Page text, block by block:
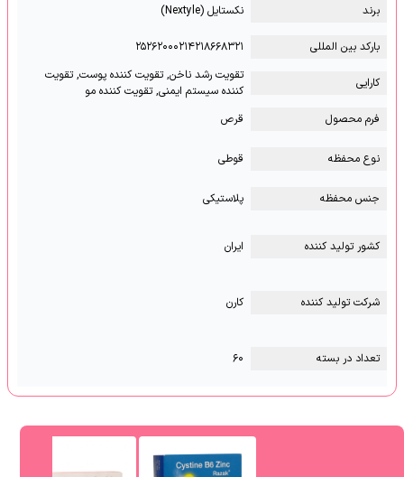
برند
نکستایل (Nextyle)
بارکد بین المللی ۲۵۲۶۲۰۰۰۲۱۴۲۱۸۶۶۸۳۲۱
کارایی
تقویت رشد ناخن, تقویت کننده پوست, تقویت
کننده سیستم ایمنی, تقویت کننده مو
فرم محصول
قرص
نوع محفظه قوطی
جنس محفظه پلاستیکی
کشور تولید کننده ایران
شرکت تولید کننده کارن
تعداد در بسته ۶۰